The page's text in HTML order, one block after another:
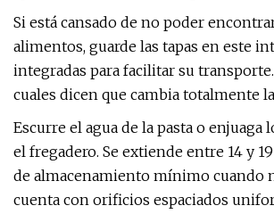
Si está cansado de no poder
alimentos, guarde las tapas en este
integradas para facilitar su
cuales dicen que cambia totalmente
Escurre el agua de la pasta o
el fregadero. Se extiende entre 14 y
de almacenamiento mínimo cuando
cuenta con orificios espaciados